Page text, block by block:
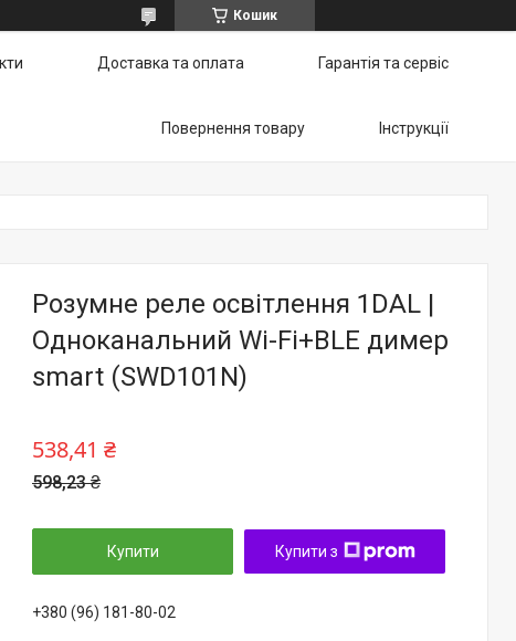
Кошик
Доставка та оплата Гарантія та сервіс
Повернення товару Інструкції
Розумне реле освітлення 1DAL |
Одноканальний Wi-Fi+BLE димер
smart (SWD101N)
598,23 ₴
538,41 ₴
Купити Купити з
+380 (96) 181-80-02